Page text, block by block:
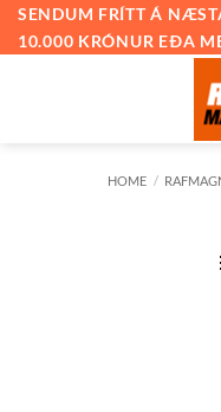
SkipSENDUM FRÍTT Á
10.000 KRÓNUR EÐA
HOME /